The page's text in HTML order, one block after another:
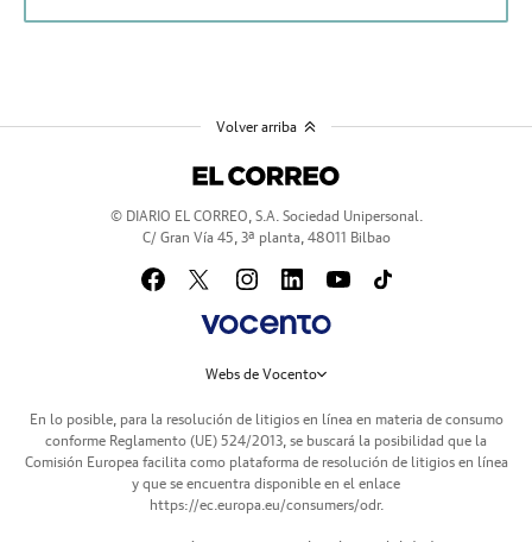
© DIARIO EL CORREO, S.A. Sociedad Unipersonal.
C/ Gran Vía 45, 3ª planta, 48011 Bilbao
Webs de Vocento
En lo posible, para la resolución de litigios en línea en materia de consumo
conforme Reglamento (UE) 524/2013, se buscará la posibilidad que la
Comisión Europea facilita como plataforma de resolución de litigios en línea
y que se encuentra disponible en el enlace
https://ec.europa.eu/consumers/odr.
Volver arriba